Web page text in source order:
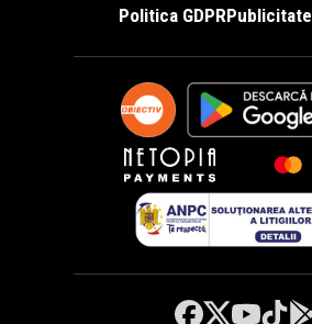
Politica GDPRPublicitate